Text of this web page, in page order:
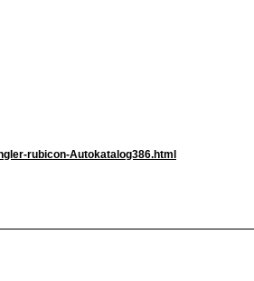
rubicon-Autokatalog386.html